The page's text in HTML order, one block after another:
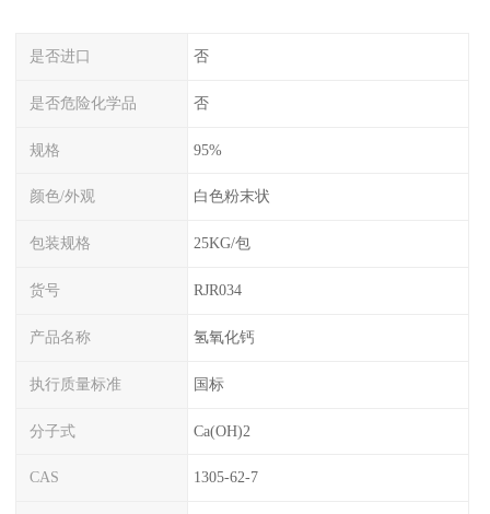
是否进口 否
是否危险化学品 否
规格 95%
颜色/外观 白色粉末状
包装规格 25KG/包
货号 RJR034
产品名称 氢氧化钙
执行质量标准 国标
分子式 Ca(OH)2
CAS 1305-62-7